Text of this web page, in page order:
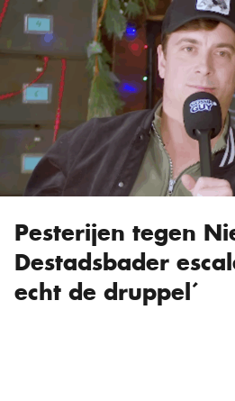
Pesterijen tegen
Destadsbader
echt de druppel´